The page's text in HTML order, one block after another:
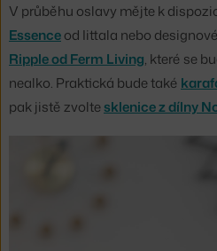
V průběhu oslavy mějte k
Essenceod Iittala nebo designové
Ripple od Ferm Living, které se
nealko. Praktická bude také
pak jistě zvoltesklenice z dílny